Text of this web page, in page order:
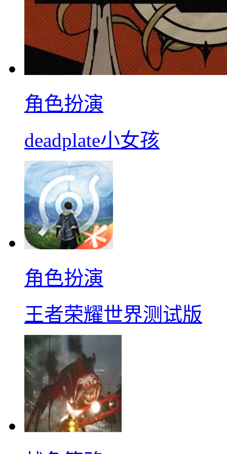
角色扮演
deadplate小女孩
角色扮演
王者荣耀世界测试版